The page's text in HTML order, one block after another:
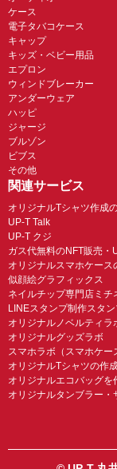
ケース
電子タバコケース
キャップ
キッズ・ベビー用品
エプロン
ウィンドブレーカー
アンダーウェア
ハッピ
ジャージ
ブルゾン
ビブス
その他
関連サービス
オリジナルTシャツ作成
UP-T Talk
UP-T クジ
ガス代無料のNFT販売・
オリジナルスマホケース
似顔絵グラフィックス
ネイルチップ専門店ミチ
LINEスタンプ制作スタ
オリジナルノベルティラ
オリジナルグッズラボ
スマホラボ（スマホケー
オリジナルTシャツの作
オリジナルエコバッグを
オリジナルタンブラー・